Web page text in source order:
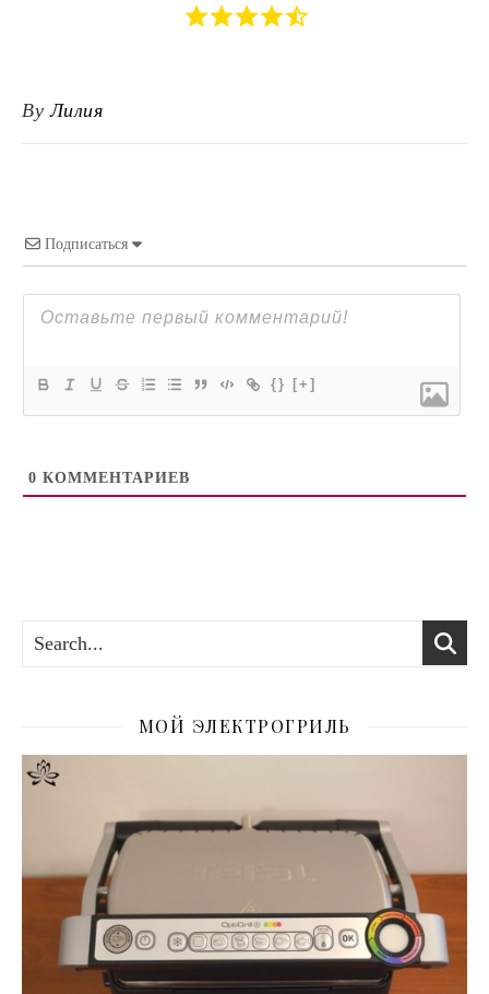
ByЛилия
Подписаться
{} [+]
0 КОММЕНТАРИЕВ
МОЙ ЭЛЕКТРОГРИЛЬ